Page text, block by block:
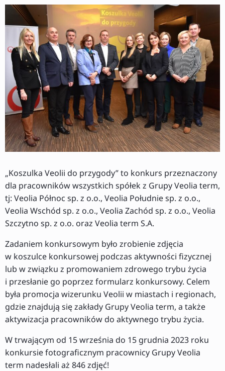
„Koszulka Veolii do przygody” to konkurs przeznaczony
dla pracowników wszystkich spółek z Grupy Veolia term,
tj: Veolia Północ sp. z o.o., Veolia Południe sp. z o.o.,
Veolia Wschód sp. z o.o., Veolia Zachód sp. z o.o., Veolia
Szczytno sp. z o.o. oraz Veolia term S.A.
Zadaniem konkursowym było zrobienie zdjęcia
w koszulce konkursowej podczas aktywności fizycznej
lub w związku z promowaniem zdrowego trybu życia
i przesłanie go poprzez formularz konkursowy. Celem
była promocja wizerunku Veolii w miastach i regionach,
gdzie znajdują się zakłady Grupy Veolia term, a także
aktywizacja pracowników do aktywnego trybu życia.
W trwającym od 15 września do 15 grudnia 2023 roku
konkursie fotograficznym pracownicy Grupy Veolia
term nadesłali aż 846 zdjęć!